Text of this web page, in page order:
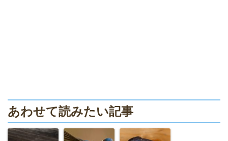
あわせて読みたい記事